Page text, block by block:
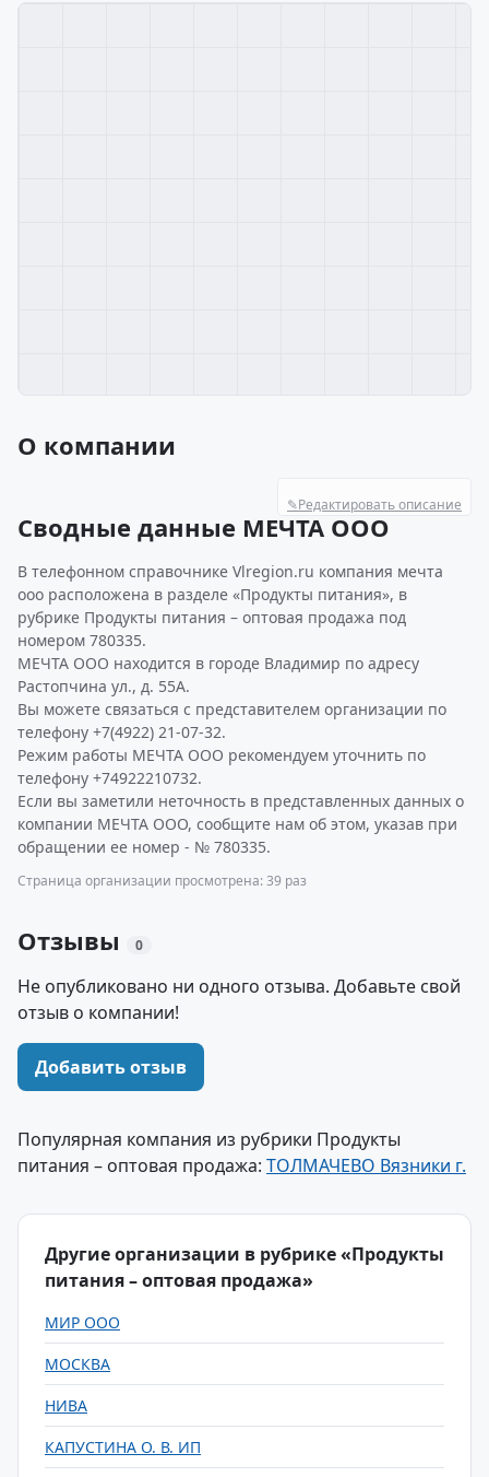
О компании
✎Редактировать описание
Сводные данные МЕЧТА ООО
В телефонном справочнике Vlregion.ru компания мечта
ооо расположена в разделе «Продукты питания», в
рубрике Продукты питания – оптовая продажа под
номером 780335.
МЕЧТА ООО находится в городе Владимир по адресу
Растопчина ул., д. 55А.
Вы можете связаться с представителем организации по
телефону +7(4922) 21-07-32.
Режим работы МЕЧТА ООО рекомендуем уточнить по
телефону +74922210732.
Если вы заметили неточность в представленных данных о
компании МЕЧТА ООО, сообщите нам об этом, указав при
обращении ее номер - № 780335.
Страница организации просмотрена: 39 раз
Отзывы 0
Не опубликовано ни одного отзыва. Добавьте свой
отзыв о компании!
Добавить отзыв
Популярная компания из рубрики Продукты
питания – оптовая продажа: ТОЛМАЧЕВО Вязники г.
Другие организации в рубрике «Продукты
питания – оптовая продажа»
МИР ООО
МОСКВА
НИВА
КАПУСТИНА О. В. ИП